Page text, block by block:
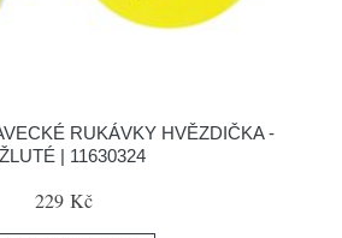
RUKÁVKY HVĚZDIČKA -
ŽLUTÉ | 11630324
229 Kč